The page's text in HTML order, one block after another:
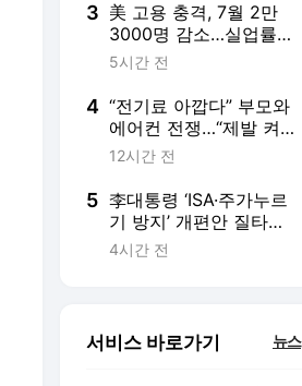
3 美 고용 충격, 7월 2만
3000명 감소…실업률도
감소해 엇갈린 신호
5시간 전
4 “전기료 아깝다” 부모와
에어컨 전쟁…“제발 켜
라” 속타는 자식 결국
12시간 전
5 李대통령 ‘ISA·주가누르
기 방지’ 개편안 질타…
전면 재검토 지시
4시간 전
서비스 바로가기 뉴스